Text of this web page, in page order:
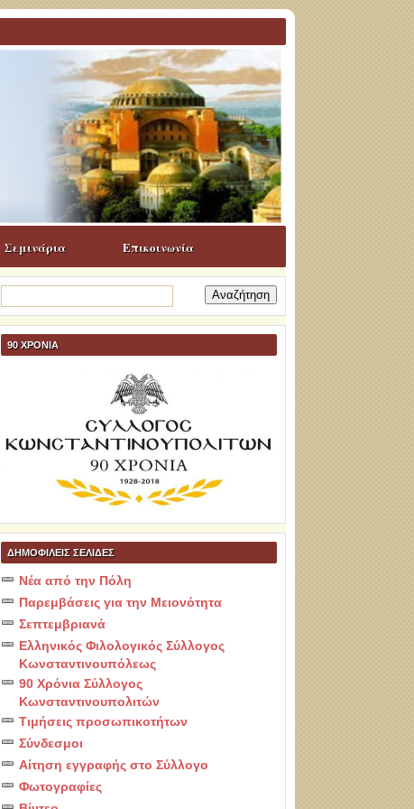
Σεμινάρια Επικοινωνία
για:
90 ΧΡΟΝΙΑ
ΔΗΜΟΦΙΛΕΙΣ ΣΕΛΙΔΕΣ
Νέα από την Πόλη
Παρεμβάσεις για την Μειονότητα
Σεπτεμβριανά
Ελληνικός Φιλολογικός Σύλλογος
Κωνσταντινουπόλεως
90 Χρόνια Σύλλογος
Κωνσταντινουπολιτών
Τιμήσεις προσωπικοτήτων
Σύνδεσμοι
Αίτηση εγγραφής στο Σύλλογο
Φωτογραφίες